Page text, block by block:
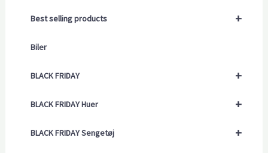
+
Best selling products
Biler
+
BLACK FRIDAY
+
BLACK FRIDAY Huer
+
BLACK FRIDAY Sengetøj